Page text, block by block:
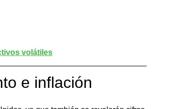
volátiles
e inflación